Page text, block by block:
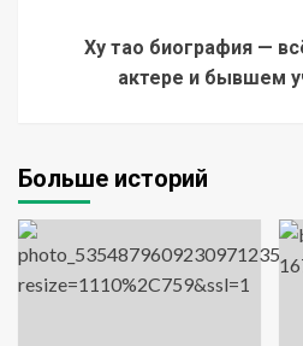
Ху тао биография —
актере и бывшем
Больше историй